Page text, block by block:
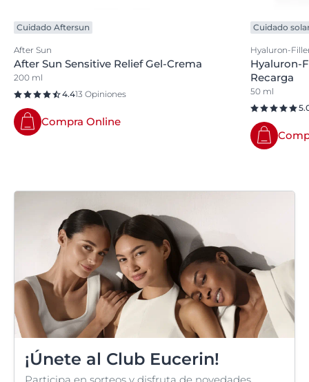
Cuidado Aftersun
After Sun
After Sun Sensitive Relief Gel-Crema
200 ml
4.413 Opiniones
Compra Online
Cuidado
Hyaluron-
Hyaluron-
Recarga
50 ml
¡Únete al Club Eucerin!